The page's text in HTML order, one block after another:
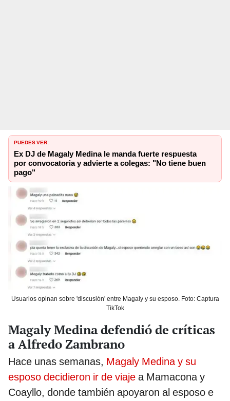
PUEDES VER:
Ex DJ de Magaly Medina le manda fuerte respuesta
por convocatoria y advierte a colegas: "No tiene buen
pago"
Usuarios opinan sobre 'discusión' entre Magaly y su esposo. Foto: Captura
TikTok
Magaly Medina defendió de críticas
a Alfredo Zambrano
Hace unas semanas, Magaly Medina y su
esposo decidieron ir de viaje a Mamacona y
Coayllo, donde también apoyaron al esposo e